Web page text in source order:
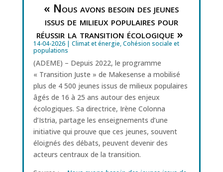
« Nous avons besoin des jeunes
issus de milieux populaires pour
réussir la transition écologique »
14-04-2026| Climat et énergie,Cohésion sociale et
populations
(ADEME) – Depuis 2022, le programme
« Transition Juste » de Makesense a mobilisé
plus de 4 500 jeunes issus de milieux populaires
âgés de 16 à 25 ans autour des enjeux
écologiques. Sa directrice, Irène Colonna
d’Istria, partage les enseignements d’une
initiative qui prouve que ces jeunes, souvent
éloignés des débats, peuvent devenir des
acteurs centraux de la transition.